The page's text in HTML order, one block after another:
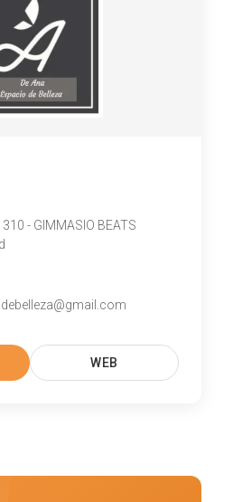
310 - GIMMASIO BEATS
WEB